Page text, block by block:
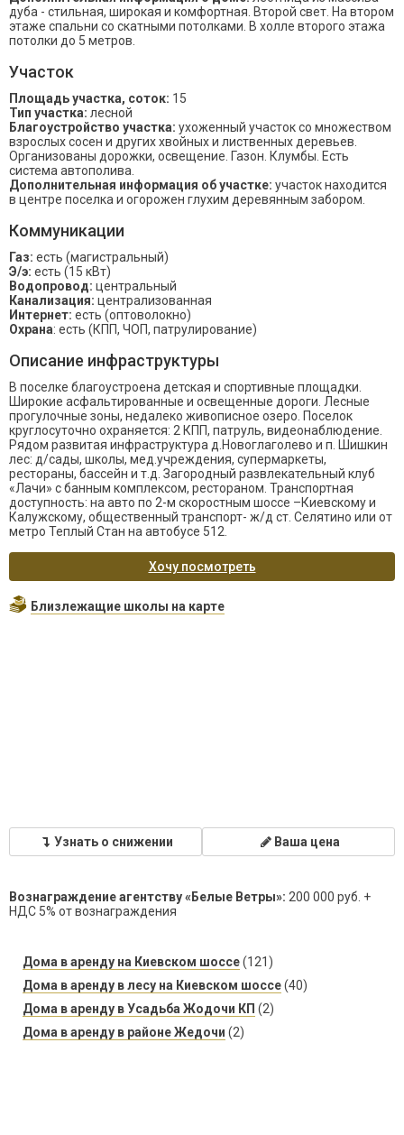
дуба - стильная, широкая и комфортная. Второй свет. На втором
этаже спальни со скатными потолками. В холле второго этажа
потолки до 5 метров.
Участок
Площадь участка, соток: 15
Тип участка: лесной
Благоустройство участка: ухоженный участок со множеством
взрослых сосен и других хвойных и лиственных деревьев.
Организованы дорожки, освещение. Газон. Клумбы. Есть
система автополива.
Дополнительная информация об участке: участок находится
в центре поселка и огорожен глухим деревянным забором.
Коммуникации
Газ: есть (магистральный)
Э/э: есть (15 кВт)
Водопровод: центральный
Канализация: централизованная
Интернет: есть (оптоволокно)
Охрана: есть (КПП, ЧОП, патрулирование)
Описание инфраструктуры
В поселке благоустроена детская и спортивные площадки.
Широкие асфальтированные и освещенные дороги. Лесные
прогулочные зоны, недалеко живописное озеро. Поселок
круглосуточно охраняется: 2 КПП, патруль, видеонаблюдение.
Рядом развитая инфраструктура д.Новоглаголево и п. Шишкин
лес: д/сады, школы, мед.учреждения, супермаркеты,
рестораны, бассейн и т.д. Загородный развлекательный клуб
«Лачи» с банным комплексом, рестораном. Транспортная
доступность: на авто по 2-м скоростным шоссе –Киевскому и
Калужскому, общественный транспорт- ж/д ст. Селятино или от
метро Теплый Стан на автобусе 512.
Хочу посмотреть
Близлежащие школы на карте
Узнать о снижении Ваша цена
Вознаграждение агентству «Белые Ветры»: 200 000 руб. +
НДС 5% от вознаграждения
Дома в аренду на Киевском шоссе(121)
Дома в аренду в лесу на Киевском шоссе(40)
Дома в аренду в Усадьба Жодочи КП (2)
Дома в аренду в районе Жедочи (2)